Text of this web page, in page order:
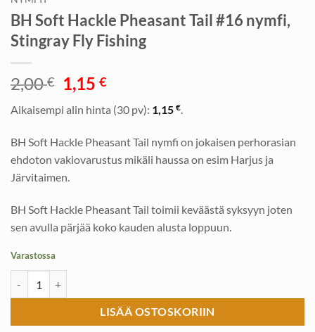
BH Soft Hackle Pheasant Tail #16 nymfi,
Stingray Fly Fishing
2,00€
Alkuperäinen
hinta
oli:
2,00 €.
1,15€Nykyinen
hinta
on:
1,15 €.
Aikaisempi alin hinta (30 pv): 1,15 €.
BH Soft Hackle Pheasant Tail nymfi on jokaisen perhorasian
ehdoton vakiovarustus mikäli haussa on esim Harjus ja
Järvitaimen.
BH Soft Hackle Pheasant Tail toimii keväästä syksyyn joten
sen avulla pärjää koko kauden alusta loppuun.
Varastossa
LISÄÄ OSTOSKORIIN